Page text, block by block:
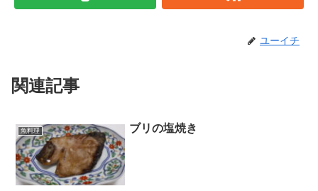
ユーイチ
関連記事
魚料理 ブリの塩焼き